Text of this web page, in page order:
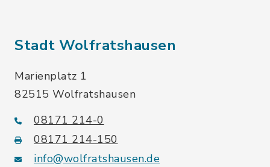
Stadt Wolfratshausen
Marienplatz 1
82515 Wolfratshausen
08171 214-0
08171 214-150
info@wolfratshausen.de